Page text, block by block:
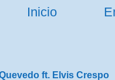
Inicio
ft. Elvis Crespo